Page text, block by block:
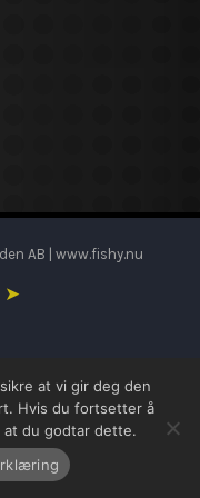
AB | www.fishy.nu
➤
at vi gir deg den
Hvis du fortsetter å
at du godtar dette.